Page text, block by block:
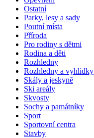
Ostatní
Parky, lesy a sady
Poutní místa
Příroda
Pro rodiny s dětmi
Rodina a děti
Rozhledny
Rozhledny a vyhlídky
Skály a jeskyně
Ski areály
Skvosty
Sochy a památníky
Sport
Sportovní centra
Stavby